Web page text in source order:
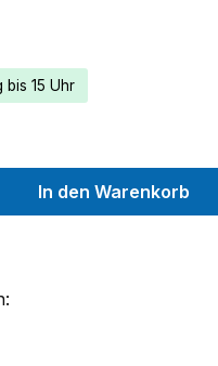
bis 15 Uhr
ein oder benutze die
In den Warenkorb